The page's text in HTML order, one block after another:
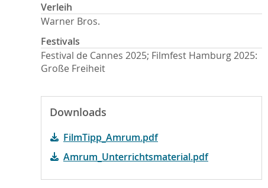
Verleih
Warner Bros.
Festivals
Festival de Cannes 2025; Filmfest Hamburg 2025:
Große Freiheit
Downloads
FilmTipp_Amrum.pdf
Amrum_Unterrichtsmaterial.pdf